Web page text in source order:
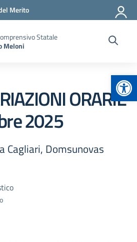
Merito
Statale
Meloni
ORARIE
2025
Cagliari, Domsunovas